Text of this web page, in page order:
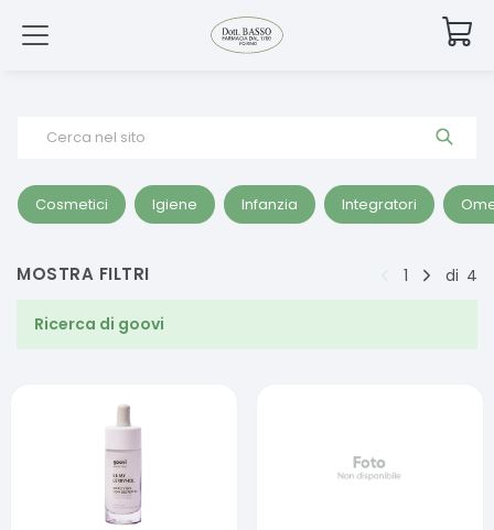
Cerca nel sito
Cosmetici Igiene Infanzia Integratori
MOSTRA FILTRI 1 di 4
Ricerca di goovi